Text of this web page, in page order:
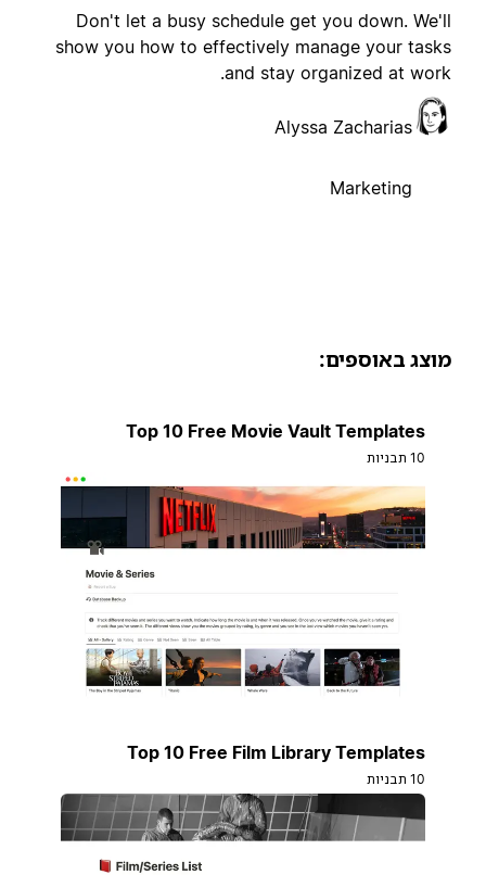
Don't let a busy schedule get you down.
show you how to effectively manage your
and stay organized at
Alyssa Zacharias
Marketing
באוספים:
Top 10 Free Movie Vault Templates
Top 10 Free Film Library Templates